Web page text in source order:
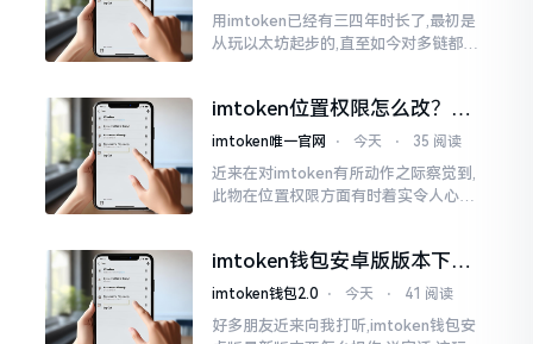
用imtoken已经有三四年时长了,最初是
从玩以太坊起步的,直至如今对多链都有
imtoken位置权限怎么改？手
把手教你搞定
imtoken唯一官网 ⋅ 今天 ⋅ 35 阅读
近来在对imtoken有所动作之际察觉到,
此物在位置权限方面有时着实令人心生
的模样
imtoken钱包安卓版版本下载
安装教程
imtoken钱包2.0 ⋅ 今天 ⋅ 41 阅读
好多朋友近来向我打听,imtoken钱包安